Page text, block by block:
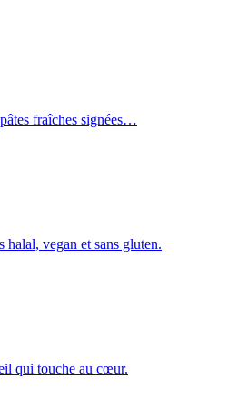
fraîches signées…
halal, vegan et sans gluten.
qui touche au cœur.